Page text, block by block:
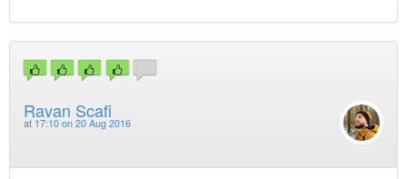
Ravan Scafi
at 17:10 on 20 Aug 2016